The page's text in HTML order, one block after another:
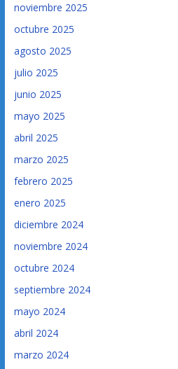
noviembre 2025
octubre 2025
agosto 2025
julio 2025
junio 2025
mayo 2025
abril 2025
marzo 2025
febrero 2025
enero 2025
diciembre 2024
noviembre 2024
octubre 2024
septiembre 2024
mayo 2024
abril 2024
marzo 2024